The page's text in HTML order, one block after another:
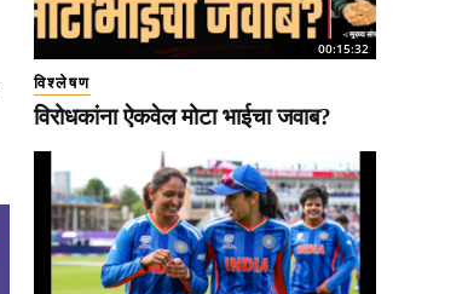
00:15:32
विश्लेषण
विरोधकांना ऐकवेल मोटा भाईचा जवाब?